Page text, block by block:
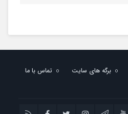
برگه های سایت
تماس با ما